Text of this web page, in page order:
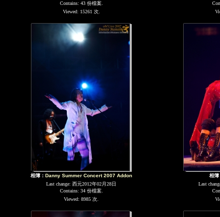
Contains: 43 份檔案.
Viewed: 15261 次.
相簿： Danny Summer Concert 2007 Addon
Last change: 西元2012年02月28日
Contains: 34 份檔案.
Viewed: 8985 次.
相簿
Last